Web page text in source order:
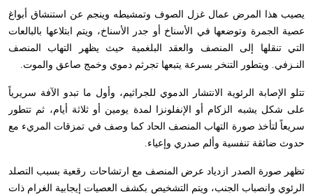
يصيب هذا المرض عمال غزل الصوف وتمشيطه وينجم عن استنشاق أبواغ
عصية الجمرة وتوضعها في الأسناخ أو جدر الأسناخ، ويتم ابتلاعها بالبالعات
التي تنقلها إلى المنصف والعقد البلغمية حيث يظهر التهاب المنصف
النـزفي. ويتطور التنخر بسرعة يتبعها تجرثم دموي وخمج صاعق والموت.
تتلو الإصابة الرئوية الانتشار الدموي للجراثيم، وأول ما تبدو الآفة سريرياً
على شكل يشبه الزكام أو الإنفلونزا لمدة يومين أو ثلاثة أيام، ثم تتطور
سريعاً لتأخذ صورة التهاب المنصف الحاد كما وصف في تمزقات المريء مع
حدوث ضائقة تنفسية وألم صدري وإعياء.
تظهر صورة الصدر ازدياد عرض المنصف مع ارتشاحات رقعية بسبب التصلد
الرئوي وانصباب الجنب، ويتم التشخيص بكشف العصيات إيجابية الغرام ذات